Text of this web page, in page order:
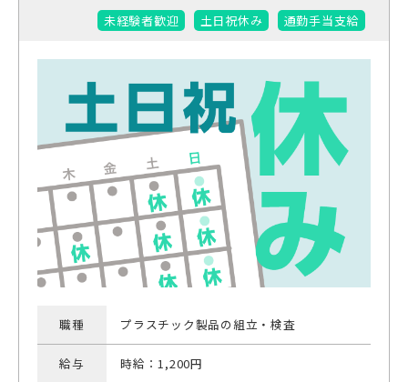
未経験者歓迎 土日祝休み 通勤手当支給
職種 プラスチック製品の組立・検査
給与 時給：1,200円